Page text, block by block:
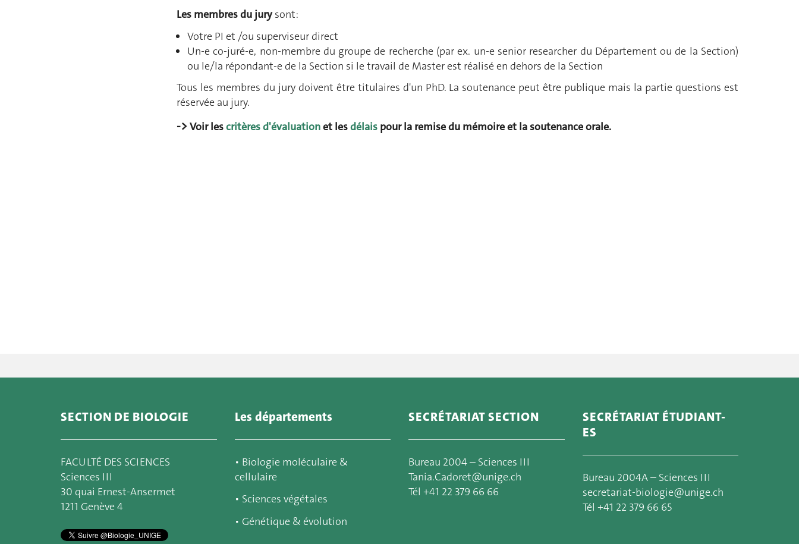
Les membres du jurysont:
Votre PI et /ou superviseur direct
Un-e co-juré-e, non-membre du groupe de recherche (par ex. un-e senior researcher du Département ou de la Section)
ou le/la répondant-e de la Section si le travail de Master est réalisé en dehors de la Section
Tous les membres du jury doivent être titulaires d'un PhD. La soutenance peut être publique mais la partie questions est
réservée au jury.
->Voir lescritères d'évaluationet lesdélais pour la remise du mémoire et la soutenance orale.
SECTION DE BIOLOGIE
FACULTÉ DES SCIENCES
Sciences III
30 quai Ernest-Ansermet
1211 Genève 4
Les départements
▪ Biologie moléculaire &
cellulaire
▪ Sciences végétales
▪ Génétique & évolution
SECRÉTARIAT SECTION
Bureau 2004 – Sciences III
Tania.Cadoret@unige.ch
Tél +41 22 379 66 66
SECRÉTARIAT ÉTUDIANT-
ES
Bureau 2004A – Sciences III
secretariat-biologie@unige.ch
Tél +41 22 379 66 65